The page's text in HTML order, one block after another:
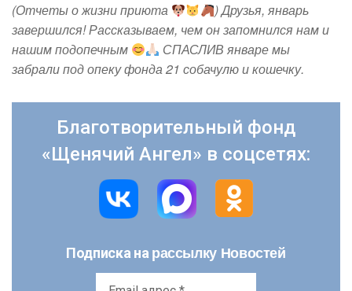
(Отчеты о жизни приюта
) Друзья, январь
завершился! Рассказываем, чем он запомнился нам и
нашим подопечным
СПАСЛИВ январе мы
забрали под опеку фонда 21 собачулю и кошечку.
Благотворительный фонд
«Щенячий Ангел» в соцсетях:
Подписка на рассылку Новостей